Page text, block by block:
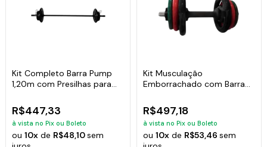
Kit Completo Barra Pump
1,20m com Presilhas para
R$447,33
à vista no Pix ou Boleto
ou10x de R$48,10sem
Kit Musculação
Emborrachado com Barra
R$497,18
à vista no Pix ou Boleto
ou 10xde R$53,46 sem